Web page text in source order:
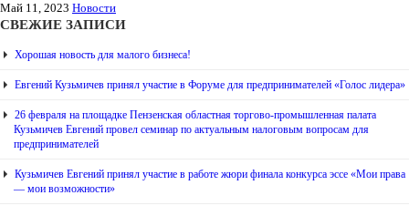
Май 11, 2023 Новости
СВЕЖИЕ ЗАПИСИ
Хорошая новость для малого бизнеса!
Евгений Кузьмичев принял участие в Форуме для предпринимателей «Голос лидера»
26 февраля на площадке Пензенская областная торгово-промышленная палата
Кузьмичев Евгений провел семинар по актуальным налоговым вопросам для
предпринимателей
Кузьмичев Евгений принял участие в работе жюри финала конкурса эссе «Мои права
— мои возможности»